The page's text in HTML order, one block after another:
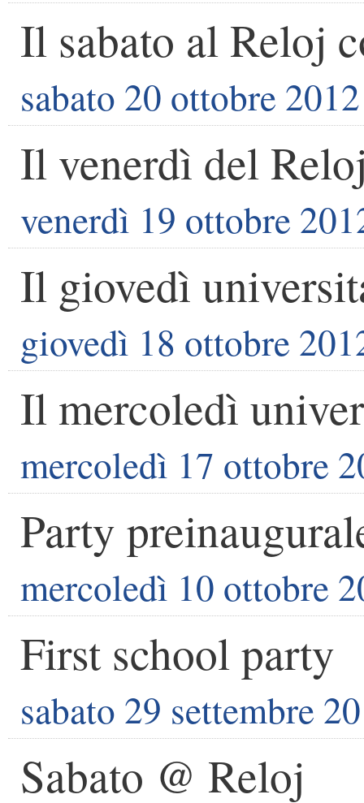
Il sabato al Reloj
sabato 20 ottobre 2012
Il venerdì del
venerdì 19 ottobre
Il giovedì
giovedì 18 ottobre
Il mercoledì
mercoledì 17 ottobre
Party
mercoledì 10 ottobre
First school party
sabato 29 settembre
Sabato @ Reloj